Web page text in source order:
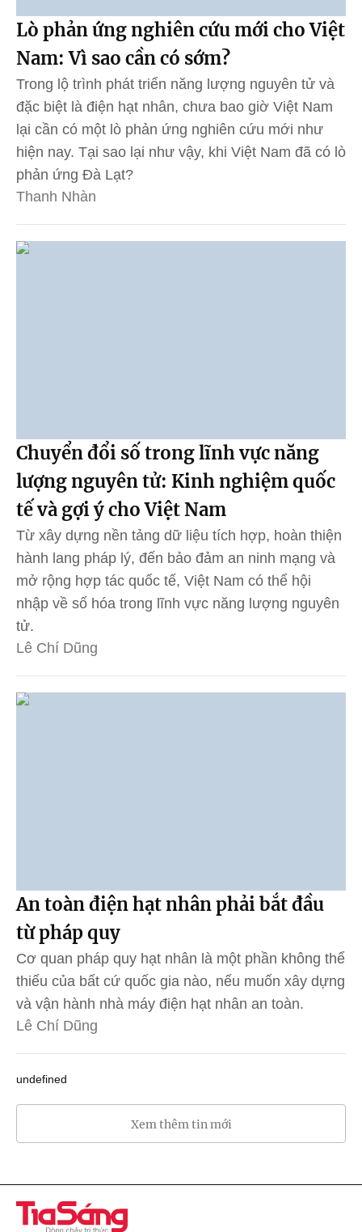
Lò phản ứng nghiên cứu mới cho Việt
Nam: Vì sao cần có sớm?
Trong lộ trình phát triển năng lượng nguyên tử và
đặc biệt là điện hạt nhân, chưa bao giờ Việt Nam
lại cần có một lò phản ứng nghiên cứu mới như
hiện nay. Tại sao lại như vậy, khi Việt Nam đã có lò
phản ứng Đà Lạt?
Thanh Nhàn
Chuyển đổi số trong lĩnh vực năng
lượng nguyên tử: Kinh nghiệm quốc
tế và gợi ý cho Việt Nam
Từ xây dựng nền tảng dữ liệu tích hợp, hoàn thiện
hành lang pháp lý, đến bảo đảm an ninh mạng và
mở rộng hợp tác quốc tế, Việt Nam có thể hội
nhập về số hóa trong lĩnh vực năng lượng nguyên
tử.
Lê Chí Dũng
An toàn điện hạt nhân phải bắt đầu
từ pháp quy
Cơ quan pháp quy hạt nhân là một phần không thể
thiếu của bất cứ quốc gia nào, nếu muốn xây dựng
và vận hành nhà máy điện hạt nhân an toàn.
Lê Chí Dũng
undefined
Xem thêm tin mới